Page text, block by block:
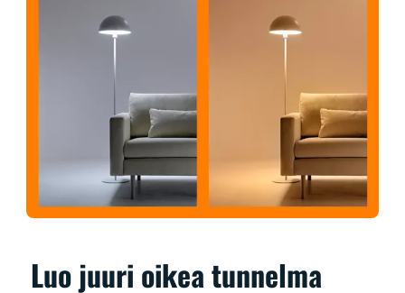
Luo juuri oikea tunnelma